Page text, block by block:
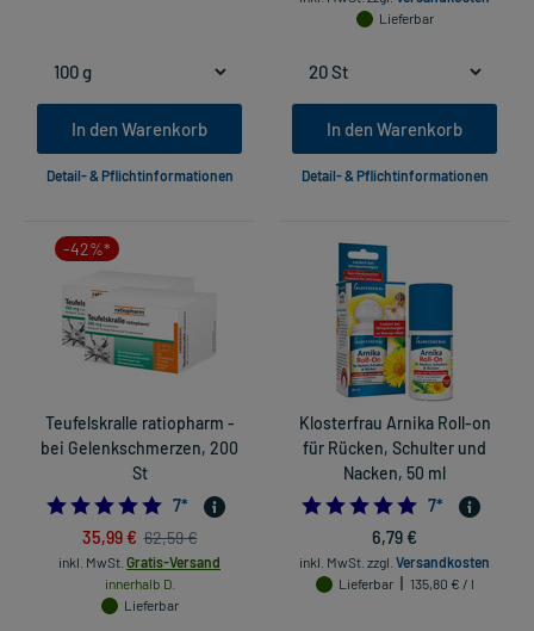
In den Warenkorb
Detail- & Pflichtinformationen
Lieferbar
In den Warenkorb
Detail- & Pflichtinformationen
-42%*
Teufelskralle ratiopharm -
bei Gelenkschmerzen, 200
St
4.857142857142857
7*
35,99 € 62,59 €
inkl. MwSt. Gratis-Versand
innerhalb D.
Lieferbar
Klosterfrau Arnika Roll-on
für Rücken, Schulter und
Nacken, 50 ml
5.0
7*
6,79 €
inkl. MwSt. zzgl. Versandkosten
Lieferbar
135,80 € / l